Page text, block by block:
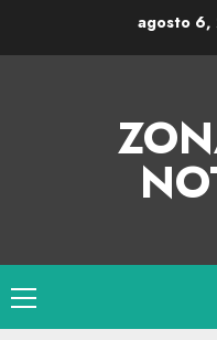
agosto 6,